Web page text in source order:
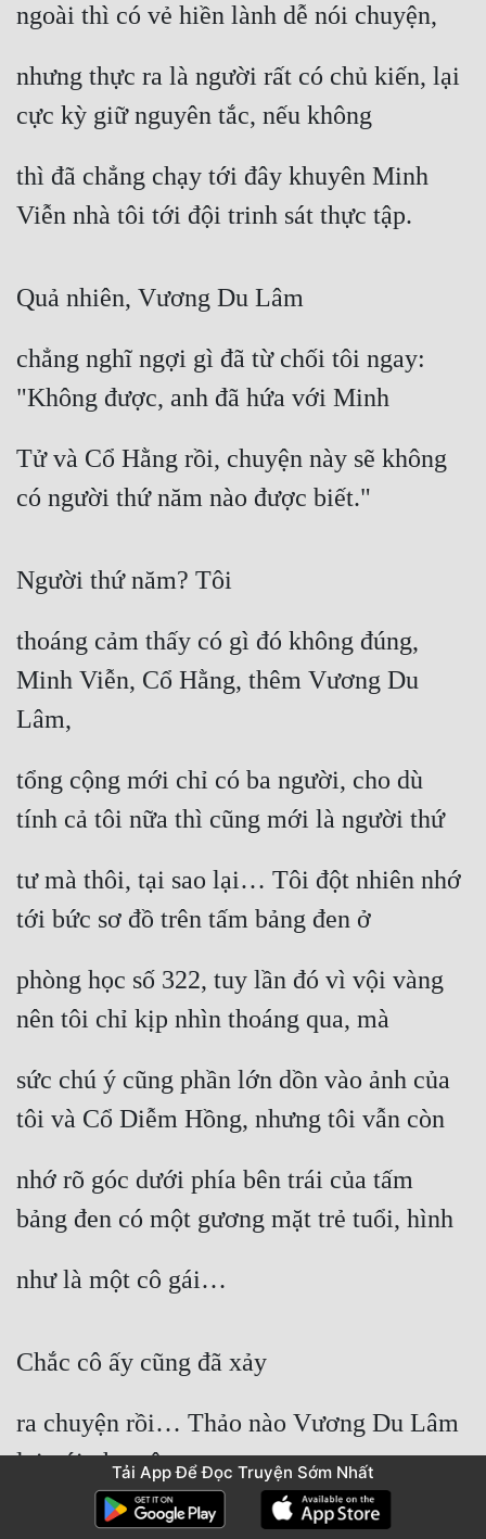
ngoài thì có vẻ hiền lành dễ nói chuyện,
nhưng thực ra là người rất có chủ kiến, lại
cực kỳ giữ nguyên tắc, nếu không
thì đã chẳng chạy tới đây khuyên Minh
Viễn nhà tôi tới đội trinh sát thực tập.
Quả nhiên, Vương Du Lâm
chẳng nghĩ ngợi gì đã từ chối tôi ngay:
"Không được, anh đã hứa với Minh
Tử và Cổ Hằng rồi, chuyện này sẽ không
có người thứ năm nào được biết."
Người thứ năm? Tôi
thoáng cảm thấy có gì đó không đúng,
Minh Viễn, Cổ Hằng, thêm Vương Du
Lâm,
tổng cộng mới chỉ có ba người, cho dù
tính cả tôi nữa thì cũng mới là người thứ
tư mà thôi, tại sao lại… Tôi đột nhiên nhớ
tới bức sơ đồ trên tấm bảng đen ở
phòng học số 322, tuy lần đó vì vội vàng
nên tôi chỉ kịp nhìn thoáng qua, mà
sức chú ý cũng phần lớn dồn vào ảnh của
tôi và Cổ Diễm Hồng, nhưng tôi vẫn còn
nhớ rõ góc dưới phía bên trái của tấm
bảng đen có một gương mặt trẻ tuổi, hình
như là một cô gái…
Chắc cô ấy cũng đã xảy
ra chuyện rồi… Thảo nào Vương Du Lâm
lại nói như vậy.Tải App Để Đọc Truyện Sớm Nhất